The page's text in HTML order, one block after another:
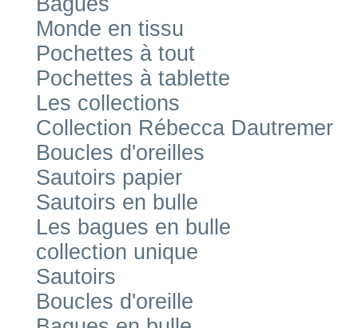
Monde en tissu
Pochettes à tout
Pochettes à tablette
Les collections
Collection Rébecca Dautremer
Boucles d'oreilles
Sautoirs papier
Sautoirs en bulle
Les bagues en bulle
collection unique
Sautoirs
Boucles d'oreille